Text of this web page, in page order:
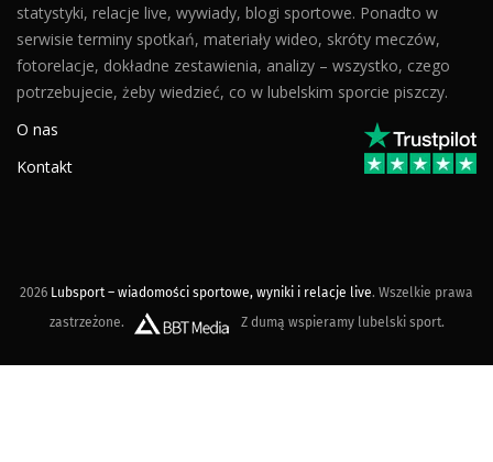
statystyki, relacje live, wywiady, blogi sportowe. Ponadto w
serwisie terminy spotkań, materiały wideo, skróty meczów,
fotorelacje, dokładne zestawienia, analizy – wszystko, czego
potrzebujecie, żeby wiedzieć, co w lubelskim sporcie piszczy.
O nas
Kontakt
2026 Lubsport – wiadomości sportowe, wyniki i relacje live. Wszelkie prawa
zastrzeżone.
Z dumą wspieramy lubelski sport.